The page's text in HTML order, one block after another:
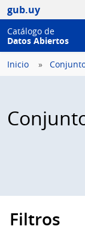
gub.uy
Catálogo de
Datos Abiertos
Inicio
Filtros